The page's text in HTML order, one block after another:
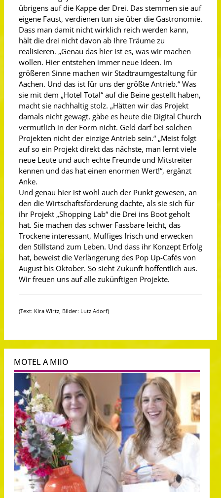
übrigens auf die Kappe der Drei. Das stemmen sie auf
eigene Faust, verdienen tun sie über die Gastronomie.
Dass man damit nicht wirklich reich werden kann,
hält die drei nicht davon ab Ihre Träume zu
realisieren. „Genau das hier ist es, was wir machen
wollen. Hier entstehen immer neue Ideen. Im
größeren Sinne machen wir Stadtraumgestaltung für
Aachen. Und das ist für uns der größte Antrieb.“ Was
sie mit dem „Hotel Total“ auf die Beine gestellt haben,
macht sie nachhaltig stolz. „Hätten wir das Projekt
damals nicht gewagt, gäbe es heute die Digital Church
vermutlich in der Form nicht. Geld darf bei solchen
Projekten nicht der einzige Antrieb sein.“ „Meist folgt
auf so ein Projekt direkt das nächste, man lernt viele
neue Leute und auch echte Freunde und Mitstreiter
kennen und das hat einen enormen Wert!“, ergänzt
Anke.
Und genau hier ist wohl auch der Punkt gewesen, an
den die Wirtschaftsförderung dachte, als sie sich für
ihr Projekt „Shopping Lab“ die Drei ins Boot geholt
hat. Sie machen das schwer Fassbare leicht, das
Trockene interessant, Muffiges frisch und erwecken
den Stillstand zum Leben. Und dass ihr Konzept Erfolg
hat, beweist die Verlängerung des Pop Up-Cafés von
August bis Oktober. So sieht Zukunft hoffentlich aus.
Wir freuen uns auf alle zukünftigen Projekte.
(Text: Kira Wirtz, Bilder: Lutz Adorf)
MOTEL A MIIO